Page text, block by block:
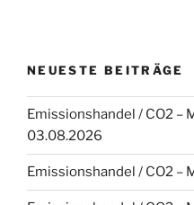
NEUESTE BEITRÄGE
Emissionshandel / CO2 –
03.08.2026
Emissionshandel / CO2 –